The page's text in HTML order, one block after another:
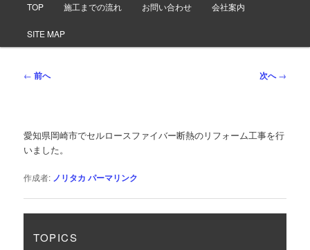
メ
TOP 施工までの流れ お問い合わせ 会社案内
SITE MAP
投
ゲ
ー
ョ
← 前へ 次へ→
愛知県岡崎市でセルロースファイバー断熱のリフォーム工事を行
いました。
作成者: ノリタカ パーマリンク
TOPICS